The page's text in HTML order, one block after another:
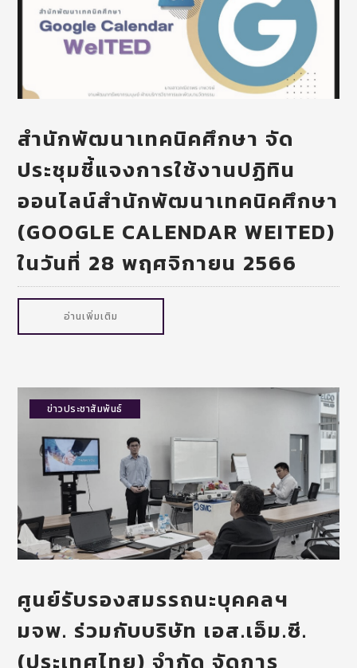
สำนักพัฒนาเทคนิคศึกษา จัด
ประชุมชี้แจงการใช้งานปฏิทิน
ออนไลน์สำนักพัฒนาเทคนิคศึกษา
(GOOGLE CALENDAR WEITED)
ในวันที่ 28 พฤศจิกายน 2566
อ่านเพิ่มเติม
ข่าวประชาสัมพันธ์
ศูนย์รับรองสมรรถนะบุคคลฯ
มจพ. ร่วมกับบริษัท เอส.เอ็ม.ซี.
(ประเทศไทย) จำกัด จัดการ